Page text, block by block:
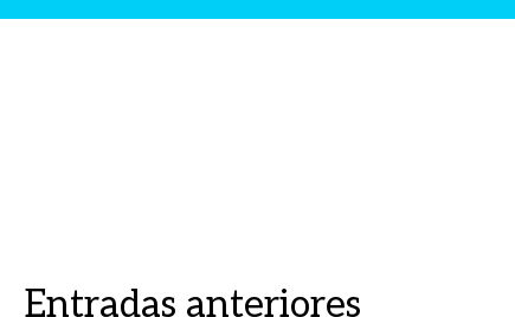
Entradas anteriores